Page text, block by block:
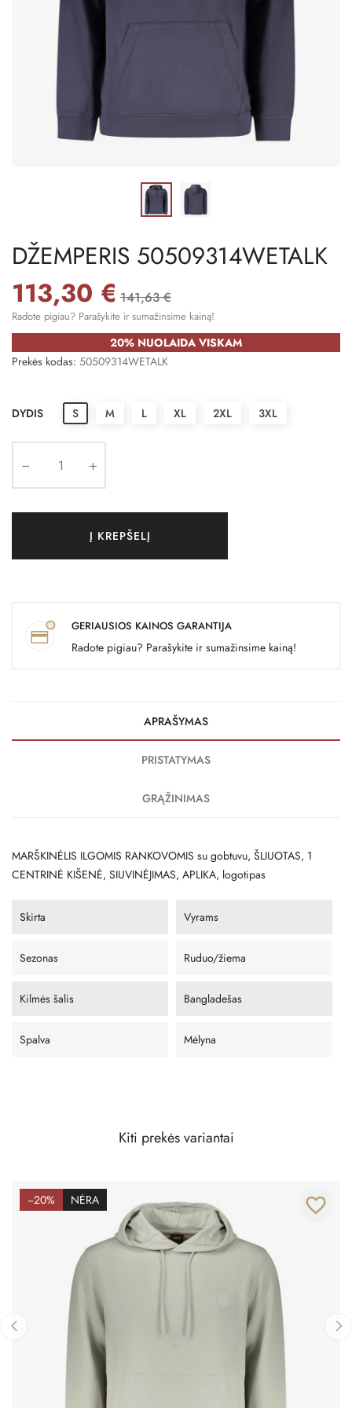
DŽEMPERIS 50509314WETALK
113,30 € 141,63 €
Radote pigiau? Parašykite ir sumažinsime kainą!
20% NUOLAIDA VISKAM
Prekės kodas: 50509314WETALK
DYDIS S M L XL 2XL 3XL
Į KREPŠELĮ
GERIAUSIOS KAINOS GARANTIJA
Radote pigiau? Parašykite ir sumažinsime kainą!
APRAŠYMAS
PRISTATYMAS
GRĄŽINIMAS
MARŠKINĖLIS ILGOMIS RANKOVOMIS su gobtuvu, ŠLIUOTAS, 1
CENTRINĖ KIŠENĖ, SIUVINĖJIMAS, APLIKA, logotipas
Skirta Vyrams
Sezonas Ruduo/žiema
Kilmės šalis Bangladešas
Spalva Mėlyna
Kiti prekės variantai
−20% NĖRA favorite_border